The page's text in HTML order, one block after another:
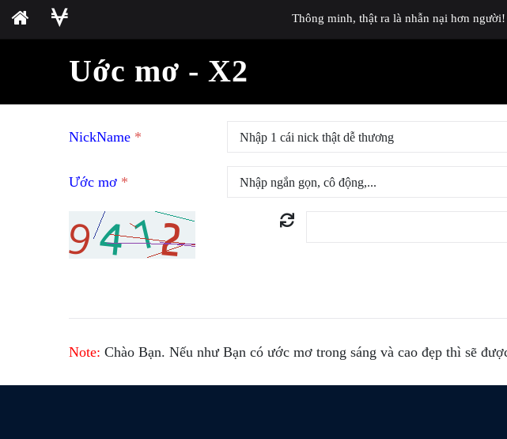
Thông minh, thật ra là nhẫn nại hơn người!
Uớc mơ - X2
NickName *
Ước mơ *
Note: Chào Bạn. Nếu như Bạn có ước mơ trong sáng và cao đẹp thì sẽ